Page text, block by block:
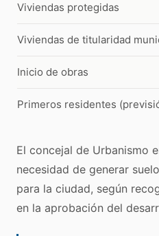
Viviendas protegidas
Viviendas de titularidad
Inicio de obras
Primeros residentes
El concejal de Urbanismo
necesidad de generar
para la ciudad, según
en la aprobación del